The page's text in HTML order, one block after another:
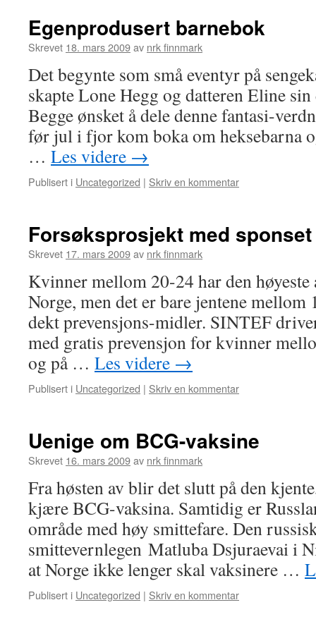
Egenprodusert barnebok
Skrevet 18. mars 2009av nrk finnmark
Det begynte som små eventyr på
skapte Lone Hegg og datteren Eline
Begge ønsket å dele denne fantasi-
før jul i fjor kom boka om heksebarna
… Les videre →
Publisert i Uncategorized | Skriv en kommentar
Forsøksprosjekt med
Skrevet 17. mars 2009av nrk finnmark
Kvinner mellom 20-24 har den
Norge, men det er bare jentene mellom
dekt prevensjons-midler. SINTEF
med gratis prevensjon for kvinner
og på … Les videre →
Publisert i Uncategorized | Skriv en kommentar
Uenige om BCG-vaksine
Skrevet 16. mars 2009av nrk finnmark
Fra høsten av blir det slutt på den
kjære BCG-vaksina. Samtidig er
område med høy smittefare. Den
smittevernlegen Matluba Dsjuraevai i
at Norge ikke lenger skal vaksinere …
Publisert i Uncategorized | Skriv en kommentar